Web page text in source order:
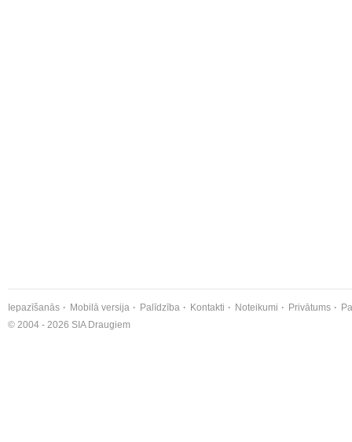
Iepazīšanās Mobilā versija Palīdzība Kontakti Noteikumi Privātums
© 2004 - 2026 SIA Draugiem